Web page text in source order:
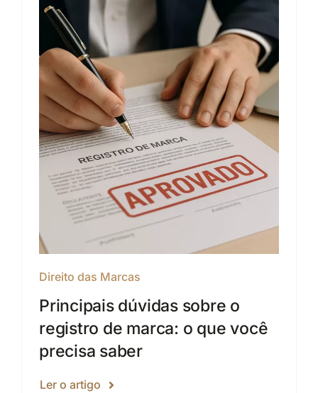
Direito das Marcas
Principais dúvidas sobre o
registro de marca: o que você
precisa saber
Ler o artigo